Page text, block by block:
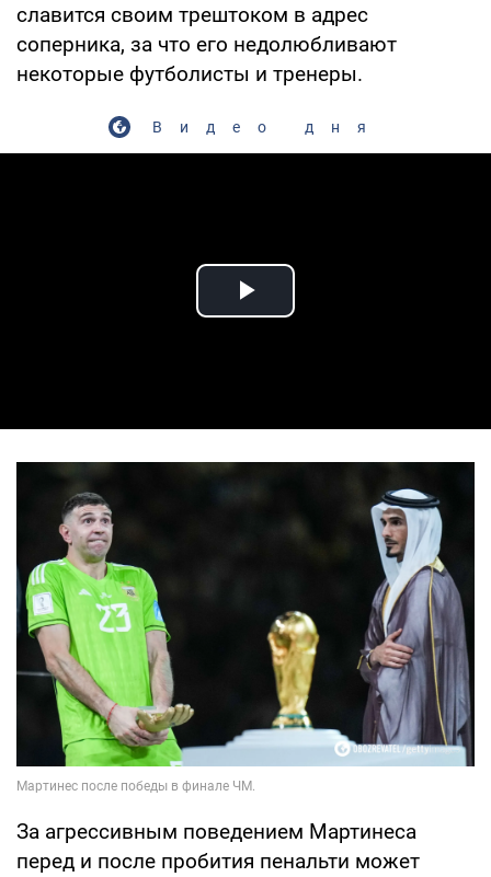
славится своим трештоком в адрес
соперника, за что его недолюбливают
некоторые футболисты и тренеры.
Видео дня
Play Video
За агрессивным поведением Мартинеса
перед и после пробития пенальти может